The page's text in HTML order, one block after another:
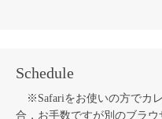
Schedule
※Safariをお使いの方でカ
合，お手数ですが別のブラウ